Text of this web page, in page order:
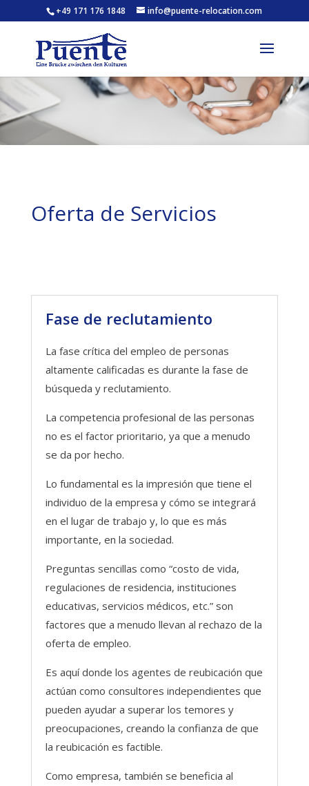
+49 171 176 1848 info@puente-relocation.com
Oferta de Servicios
Fase de reclutamiento
La fase crítica del empleo de personas
altamente calificadas es durante la fase de
búsqueda y reclutamiento.
La competencia profesional de las personas
no es el factor prioritario, ya que a menudo
se da por hecho.
Lo fundamental es la impresión que tiene el
individuo de la empresa y cómo se integrará
en el lugar de trabajo y, lo que es más
importante, en la sociedad.
Preguntas sencillas como “costo de vida,
regulaciones de residencia, instituciones
educativas, servicios médicos, etc.” son
factores que a menudo llevan al rechazo de la
oferta de empleo.
Es aquí donde los agentes de reubicación que
actúan como consultores independientes que
pueden ayudar a superar los temores y
preocupaciones, creando la confianza de que
la reubicación es factible.
Como empresa, también se beneficia al